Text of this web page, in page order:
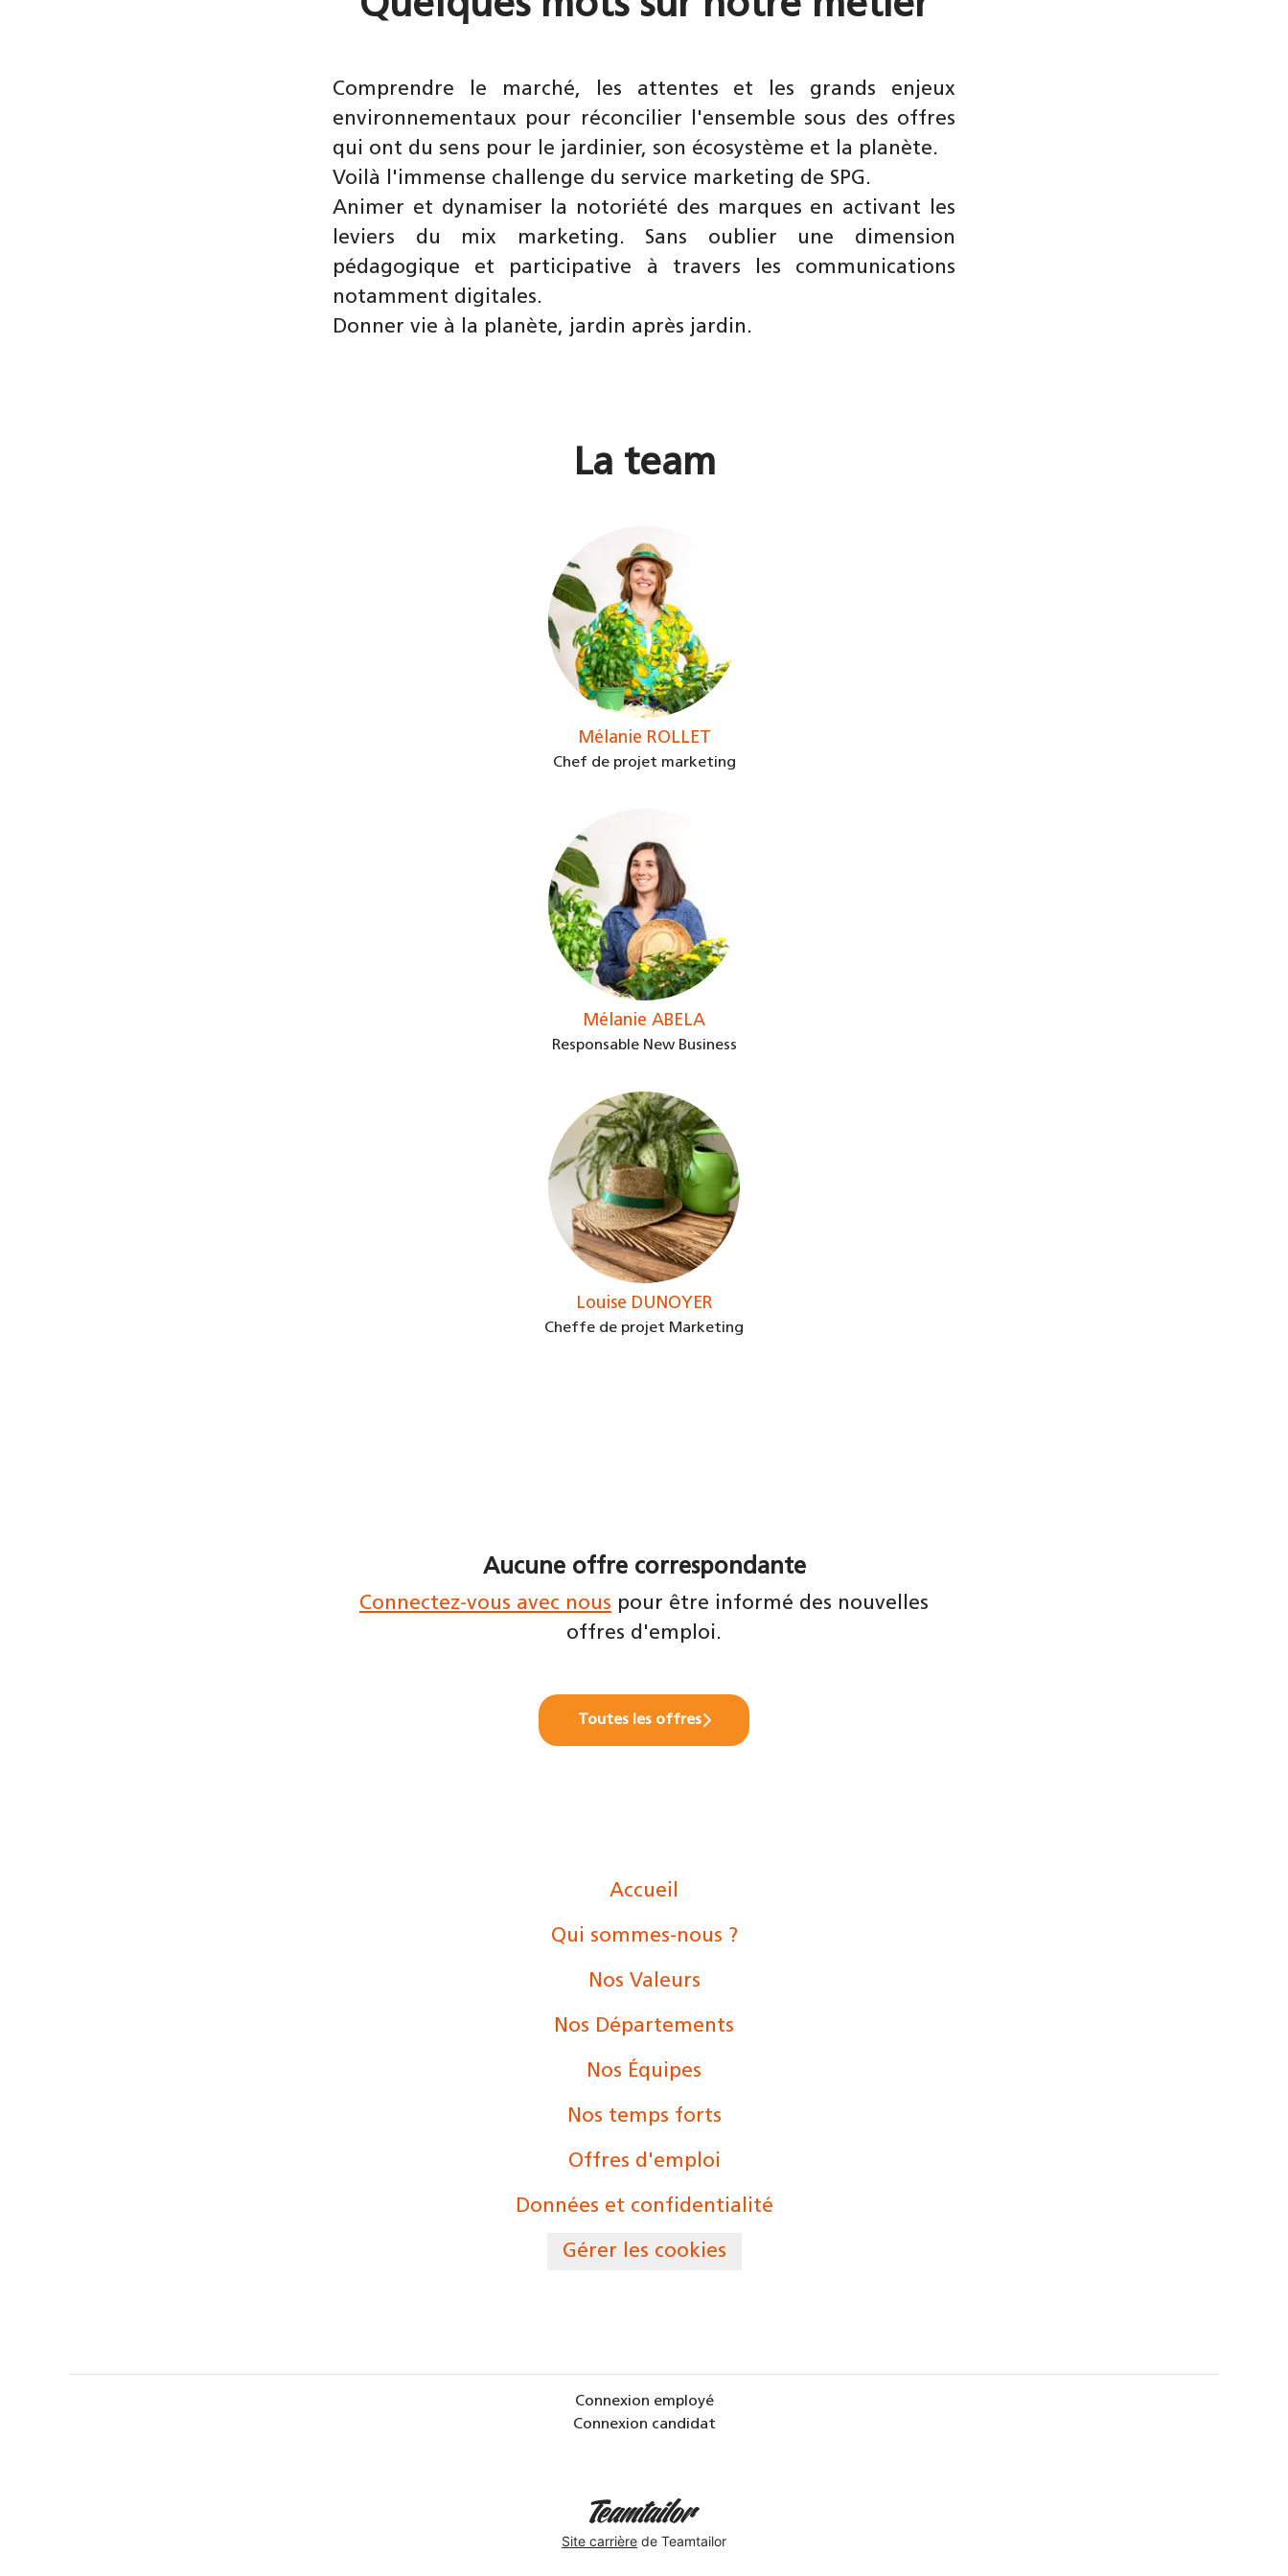
Comprendre le marché, les attentes et les grands enjeux
environnementaux pour réconcilier l'ensemble sous des offres
qui ont du sens pour le jardinier, son écosystème et la planète.
Voilà l'immense challenge du service marketing de SPG.
Animer et dynamiser la notoriété des marques en activant les
leviers du mix marketing. Sans oublier une dimension
pédagogique et participative à travers les communications
notamment digitales.
Donner vie à la planète, jardin après jardin.
La team
Mélanie ROLLET
Chef de projet marketing
Mélanie ABELA
Responsable New Business
Louise DUNOYER
Cheffe de projet Marketing
Aucune offre correspondante
Connectez-vous avec nous pour être informé des nouvelles
offres d'emploi.
Toutes les offres
Accueil
Qui sommes-nous ?
Nos Valeurs
Nos Départements
Nos Équipes
Nos temps forts
Offres d'emploi
Données et confidentialité
Gérer les cookies
Connexion employé
Connexion candidat
Site carrière de Teamtailor